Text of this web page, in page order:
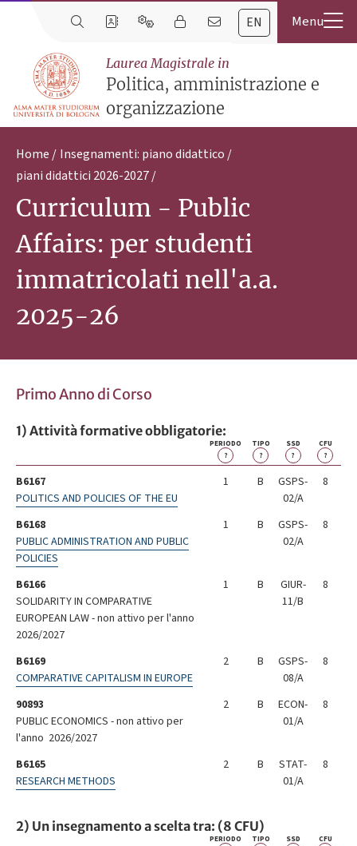
EN
Laurea Magistrale in
Politica, amministrazione e
organizzazione
Home
Insegnamenti: piano didattico
piani didattici 2026-2027
Curriculum - Public
Affairs: per studenti
immatricolati nell'a.a.
2025-26
Primo Anno di Corso
1) Attività formative obbligatorie:
PERIODO
?
TIPO
?
SSD
?
CFU
?
B6167
POLITICS AND POLICIES OF THE EU
1 B
GSPS-
02/A
8
B6168
PUBLIC ADMINISTRATION AND PUBLIC
POLICIES
1 B
GSPS-
02/A
8
B6166
SOLIDARITY IN COMPARATIVE
EUROPEAN LAW - non attivo per l'anno
2026/2027
1 B
GIUR-
11/B
8
B6169
COMPARATIVE CAPITALISM IN EUROPE
2 B
GSPS-
08/A
8
90893
PUBLIC ECONOMICS - non attivo per
l'anno 2026/2027
2 B
ECON-
01/A
8
B6165
RESEARCH METHODS
2 B
STAT-
01/A
8
2) Un insegnamento a scelta tra: (8 CFU)
PERIODO
TIPO
SSD
CFU